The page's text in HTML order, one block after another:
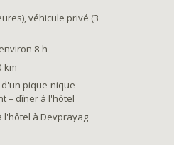
véhicule privé (3
environ 8 h
km
pique-nique –
– dîner à l'hôtel
l'hôtel à Devprayag